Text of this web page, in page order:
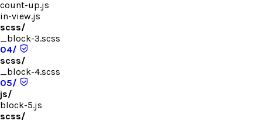
count-up.js
in-view.js
scss/
_block-3.scss
04/
scss/
_block-4.scss
05/
js/
block-5.js
scss/